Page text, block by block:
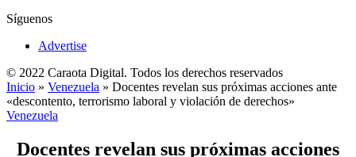
Síguenos
Advertise
© 2022 Caraota Digital. Todos los derechos reservados
Inicio » Venezuela » Docentes revelan sus próximas acciones ante
«descontento, terrorismo laboral y violación de derechos»
Venezuela
Docentes revelan sus próximas acciones